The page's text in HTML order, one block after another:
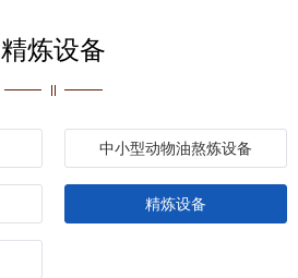
精炼设备
中小型动物油熬炼设备
精炼设备